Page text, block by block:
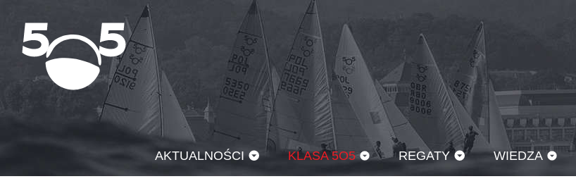
treści
AKTUALNOŚCI KLASA 5O5 REGATY WIEDZA